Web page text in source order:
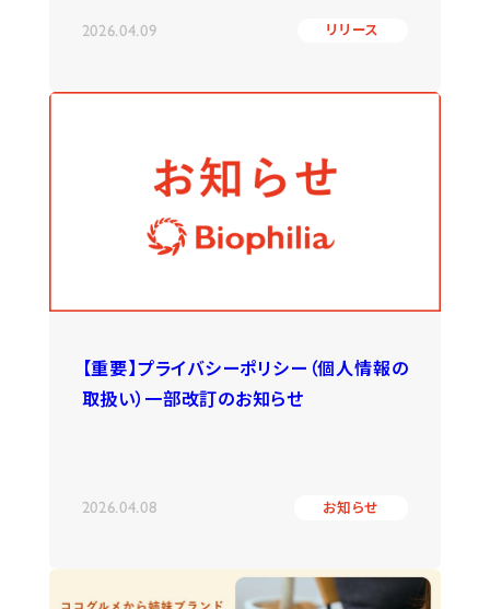
2026.04.09 リリース
【重要】プライバシーポリシー（個人情報の
取扱い）一部改訂のお知らせ
2026.04.08 お知らせ